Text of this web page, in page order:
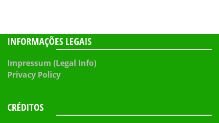
INFORMAÇÕES LEGAIS
Impressum (Legal Info)
Privacy Policy
CRÉDITOS